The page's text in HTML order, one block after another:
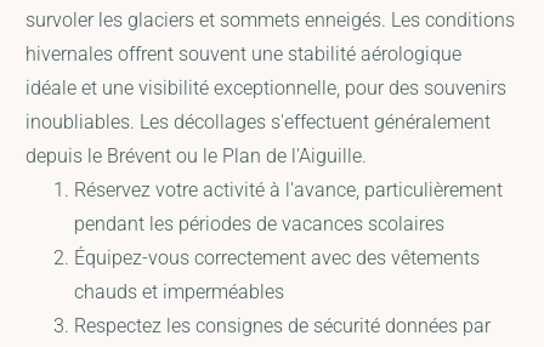
survoler les glaciers et sommets enneigés. Les conditions
hivernales offrent souvent une stabilité aérologique
idéale et une visibilité exceptionnelle, pour des souvenirs
inoubliables. Les décollages s'effectuent généralement
depuis le Brévent ou le Plan de l'Aiguille.
Réservez votre activité à l'avance, particulièrement
pendant les périodes de vacances scolaires
Équipez-vous correctement avec des vêtements
chauds et imperméables
Respectez les consignes de sécurité données par